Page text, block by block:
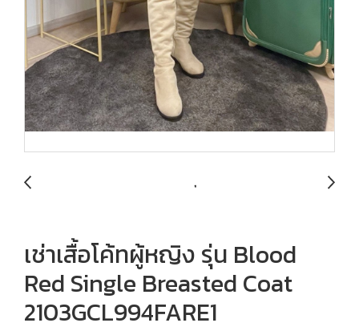
เช่าเสื้อโค้ทผู้หญิง รุ่น Blood
Red Single Breasted Coat
2103GCL994FARE1